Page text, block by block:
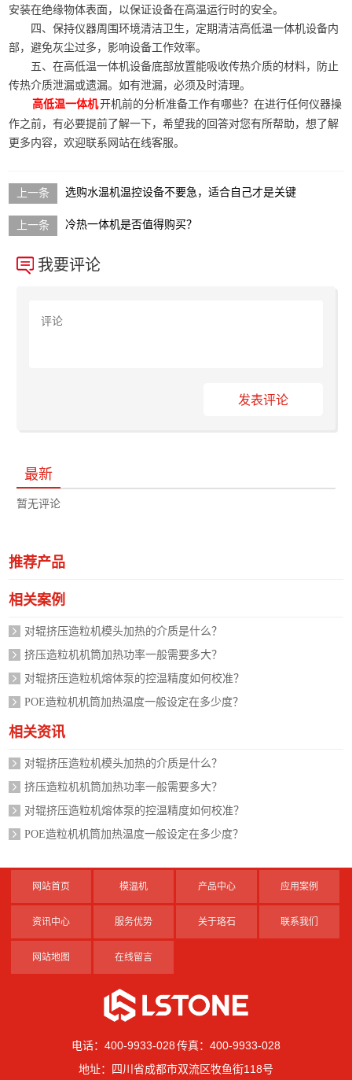
安装在绝缘物体表面，以保证设备在高温运行时的安全。
四、保持仪器周围环境清洁卫生，定期清洁高低温一体机设备内
部，避免灰尘过多，影响设备工作效率。
五、在高低温一体机设备底部放置能吸收传热介质的材料，防止
传热介质泄漏或遗漏。如有泄漏，必须及时清理。
高低温一体机开机前的分析准备工作有哪些？在进行任何仪器操
作之前，有必要提前了解一下，希望我的回答对您有所帮助，想了解
更多内容，欢迎联系网站在线客服。
选购水温机温控设备不要急，适合自己才是关键
冷热一体机是否值得购买？
我要评论
发表评论
最新
暂无评论
推荐产品
相关案例
对辊挤压造粒机模头加热的介质是什么？
挤压造粒机机筒加热功率一般需要多大？
对辊挤压造粒机熔体泵的控温精度如何校准？
POE造粒机机筒加热温度一般设定在多少度？
相关资讯
对辊挤压造粒机模头加热的介质是什么？
挤压造粒机机筒加热功率一般需要多大？
对辊挤压造粒机熔体泵的控温精度如何校准？
POE造粒机机筒加热温度一般设定在多少度？
网站首页 模温机 产品中心 应用案例
资讯中心 服务优势 关于珞石 联系我们
网站地图 在线留言
电话：400-9933-028 传真：400-9933-028
地址：四川省成都市双流区牧鱼街118号